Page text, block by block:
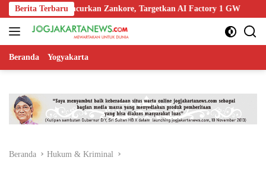
Langsung
ke
konten
Berita Terbaru
Luncurkan Zankore, Targetkan AI Factory 1 GW
Beranda Yogyakarta
Beranda Hukum & Kriminal